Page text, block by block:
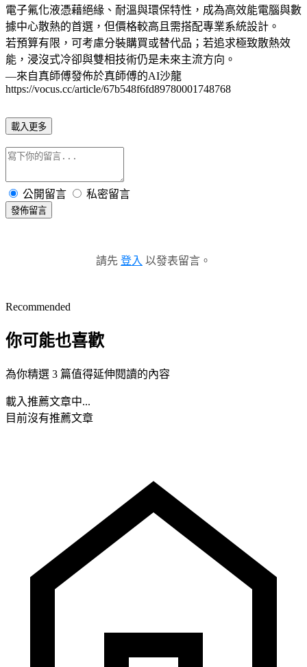
電子氟化液憑藉絕緣、耐溫與環保特性，成為高效能電腦與數
據中心散熱的首選，但價格較高且需搭配專業系統設計。
若預算有限，可考慮分裝購買或替代品；若追求極致散熱效
能，浸沒式冷卻與雙相技術仍是未來主流方向。
—來自真師傅發佈於真師傅的AI沙龍
https://vocus.cc/article/67b548f6fd89780001748768
載入更多
公開留言 私密留言
發佈留言
請先 登入 以發表留言。
Recommended
你可能也喜歡
為你精選 3 篇值得延伸閱讀的內容
載入推薦文章中...
目前沒有推薦文章